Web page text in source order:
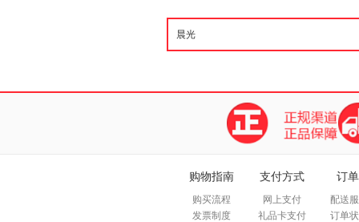
购物指南
购买流程
发票制度
支付方式
网上支付
礼品卡支付
订
配送
订单